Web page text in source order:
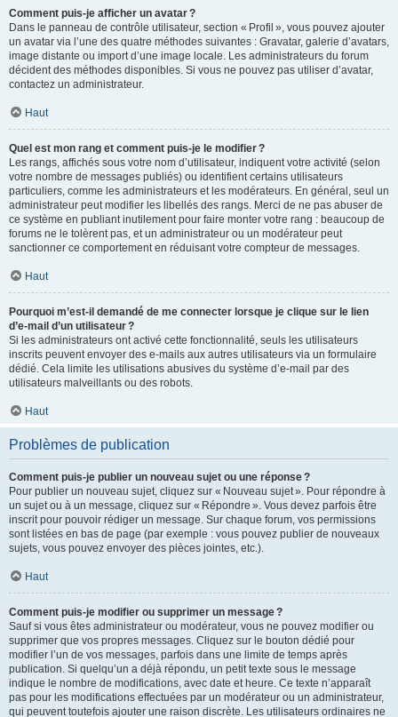
Comment puis-je afficher un avatar ?
Dans le panneau de contrôle utilisateur, section « Profil », vous pouvez ajouter
un avatar via l’une des quatre méthodes suivantes : Gravatar, galerie d’avatars,
image distante ou import d’une image locale. Les administrateurs du forum
décident des méthodes disponibles. Si vous ne pouvez pas utiliser d’avatar,
contactez un administrateur.
Haut
Quel est mon rang et comment puis-je le modifier ?
Les rangs, affichés sous votre nom d’utilisateur, indiquent votre activité (selon
votre nombre de messages publiés) ou identifient certains utilisateurs
particuliers, comme les administrateurs et les modérateurs. En général, seul un
administrateur peut modifier les libellés des rangs. Merci de ne pas abuser de
ce système en publiant inutilement pour faire monter votre rang : beaucoup de
forums ne le tolèrent pas, et un administrateur ou un modérateur peut
sanctionner ce comportement en réduisant votre compteur de messages.
Haut
Pourquoi m’est-il demandé de me connecter lorsque je clique sur le lien
d’e-mail d’un utilisateur ?
Si les administrateurs ont activé cette fonctionnalité, seuls les utilisateurs
inscrits peuvent envoyer des e-mails aux autres utilisateurs via un formulaire
dédié. Cela limite les utilisations abusives du système d’e-mail par des
utilisateurs malveillants ou des robots.
Haut
Problèmes de publication
Comment puis-je publier un nouveau sujet ou une réponse ?
Pour publier un nouveau sujet, cliquez sur « Nouveau sujet ». Pour répondre à
un sujet ou à un message, cliquez sur « Répondre ». Vous devez parfois être
inscrit pour pouvoir rédiger un message. Sur chaque forum, vos permissions
sont listées en bas de page (par exemple : vous pouvez publier de nouveaux
sujets, vous pouvez envoyer des pièces jointes, etc.).
Haut
Comment puis-je modifier ou supprimer un message ?
Sauf si vous êtes administrateur ou modérateur, vous ne pouvez modifier ou
supprimer que vos propres messages. Cliquez sur le bouton dédié pour
modifier l’un de vos messages, parfois dans une limite de temps après
publication. Si quelqu’un a déjà répondu, un petit texte sous le message
indique le nombre de modifications, avec date et heure. Ce texte n’apparaît
pas pour les modifications effectuées par un modérateur ou un administrateur,
qui peuvent toutefois ajouter une raison discrète. Les utilisateurs ordinaires ne